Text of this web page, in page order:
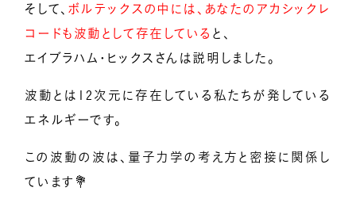
そして、 ボルテックスの中には、あなたのアカシックレ
コードも波動として存在している と、
エイブラハム・ヒックスさんは説明しました。
波動とは12次元に存在している私たちが発している
エネルギーです。
この波動の波は、量子力学の考え方と密接に関係し
ています💐